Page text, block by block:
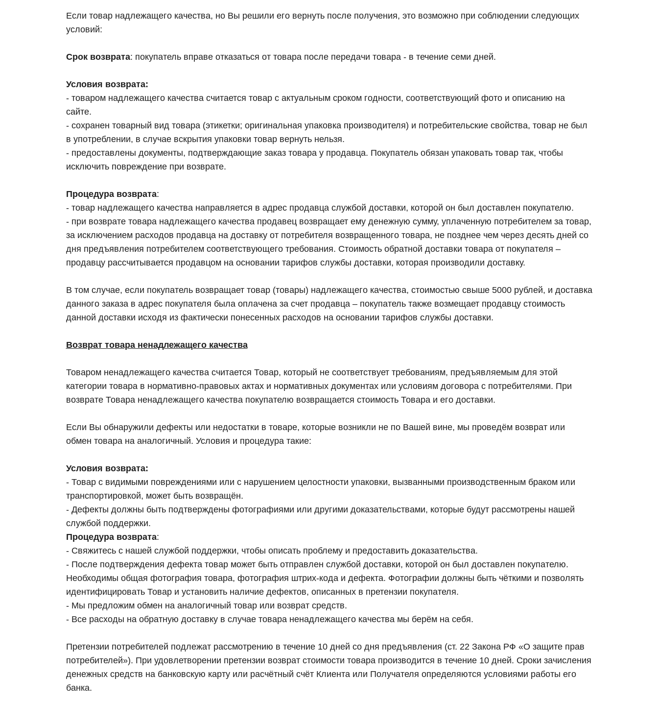
Если товар надлежащего качества, но Вы решили его вернуть после получения, это возможно при соблюдении следующих
условий:
Срок возврата: покупатель вправе отказаться от товара после передачи товара - в течение семи дней.
Условия возврата:
- товаром надлежащего качества считается товар с актуальным сроком годности, соответствующий фото и описанию на
сайте.
- сохранен товарный вид товара (этикетки; оригинальная упаковка производителя) и потребительские свойства, товар не был
в употреблении, в случае вскрытия упаковки товар вернуть нельзя.
- предоставлены документы, подтверждающие заказ товара у продавца. Покупатель обязан упаковать товар так, чтобы
исключить повреждение при возврате.
Процедура возврата:
- товар надлежащего качества направляется в адрес продавца службой доставки, которой он был доставлен покупателю.
- при возврате товара надлежащего качества продавец возвращает ему денежную сумму, уплаченную потребителем за товар,
за исключением расходов продавца на доставку от потребителя возвращенного товара, не позднее чем через десять дней со
дня предъявления потребителем соответствующего требования. Стоимость обратной доставки товара от покупателя –
продавцу рассчитывается продавцом на основании тарифов службы доставки, которая производили доставку.
В том случае, если покупатель возвращает товар (товары) надлежащего качества, стоимостью свыше 5000 рублей, и доставка
данного заказа в адрес покупателя была оплачена за счет продавца – покупатель также возмещает продавцу стоимость
данной доставки исходя из фактически понесенных расходов на основании тарифов службы доставки.
Возврат товара ненадлежащего качества
Товаром ненадлежащего качества считается Товар, который не соответствует требованиям, предъявляемым для этой
категории товара в нормативно-правовых актах и нормативных документах или условиям договора с потребителями. При
возврате Товара ненадлежащего качества покупателю возвращается стоимость Товара и его доставки.
Если Вы обнаружили дефекты или недостатки в товаре, которые возникли не по Вашей вине, мы проведём возврат или
обмен товара на аналогичный. Условия и процедура такие:
Условия возврата:
- Товар с видимыми повреждениями или с нарушением целостности упаковки, вызванными производственным браком или
транспортировкой, может быть возвращён.
- Дефекты должны быть подтверждены фотографиями или другими доказательствами, которые будут рассмотрены нашей
службой поддержки.
Процедура возврата:
- Свяжитесь с нашей службой поддержки, чтобы описать проблему и предоставить доказательства.
- После подтверждения дефекта товар может быть отправлен службой доставки, которой он был доставлен покупателю.
Необходимы общая фотография товара, фотография штрих-кода и дефекта. Фотографии должны быть чёткими и позволять
идентифицировать Товар и установить наличие дефектов, описанных в претензии покупателя.
- Мы предложим обмен на аналогичный товар или возврат средств.
- Все расходы на обратную доставку в случае товара ненадлежащего качества мы берём на себя.
Претензии потребителей подлежат рассмотрению в течение 10 дней со дня предъявления (ст. 22 Закона РФ «О защите прав
потребителей»). При удовлетворении претензии возврат стоимости товара производится в течение 10 дней. Сроки зачисления
денежных средств на банковскую карту или расчётный счёт Клиента или Получателя определяются условиями работы его
банка.